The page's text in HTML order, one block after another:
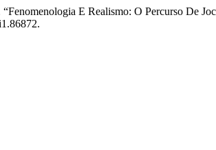
E Realismo: O Percurso De